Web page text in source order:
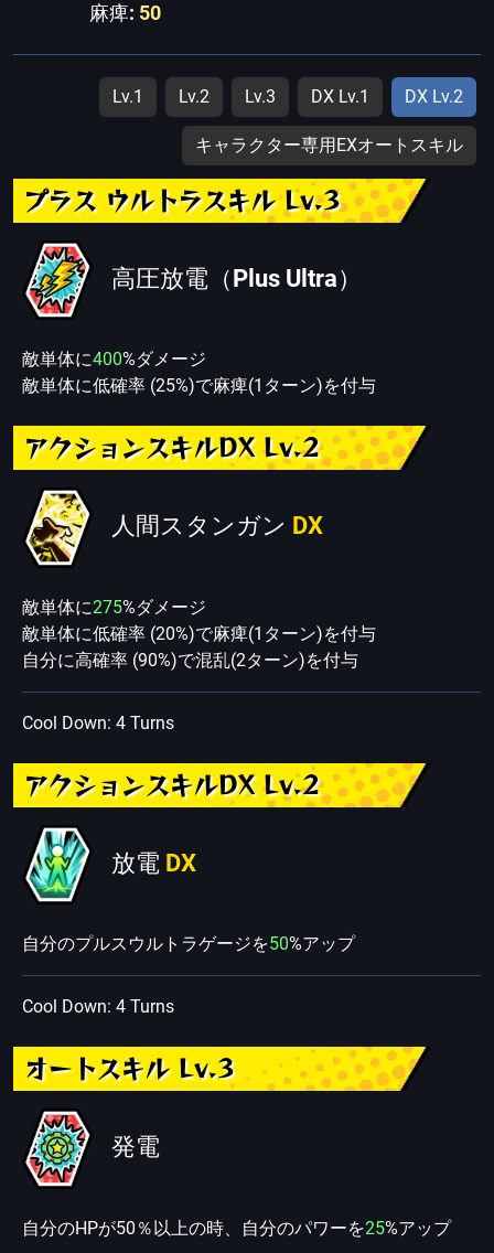
麻痺: 50
Lv.1 Lv.2 Lv.3 DX Lv.1 DX Lv.2
キャラクター専用EXオートスキル
プラス ウルトラスキル Lv.3
高圧放電（Plus Ultra）
敵単体に400%ダメージ
敵単体に低確率 (25%)で麻痺(1ターン)を付与
アクションスキルDX Lv.2
人間スタンガン DX
敵単体に275%ダメージ
敵単体に低確率 (20%)で麻痺(1ターン)を付与
自分に高確率 (90%)で混乱(2ターン)を付与
Cool Down: 4 Turns
アクションスキルDX Lv.2
放電 DX
自分のプルスウルトラゲージを50%アップ
Cool Down: 4 Turns
オートスキル Lv.3
発電
自分のHPが50％以上の時、自分のパワーを25%アップ